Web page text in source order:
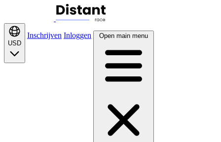
USD
Inschrijven Inloggen Open main menu